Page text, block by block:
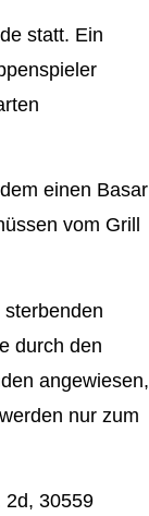
statt. Ein
einen Basar
vom Grill
durch den
angewiesen,
nur zum
2d, 30559